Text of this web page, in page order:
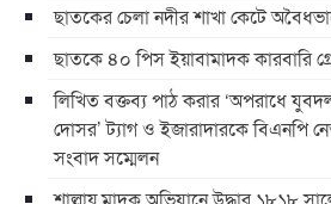
ছাতকের চেলা নদীর শাখা কেটে
ছাতকে ৪০ পিস ইয়াবামাদক কারবারি
লিখিত বক্তব্য পাঠ করার ‘অপরাধে
দোসর’ ট্যাগ ও ইজারাদারকে বিএনপি
সংবাদ সম্মেলন